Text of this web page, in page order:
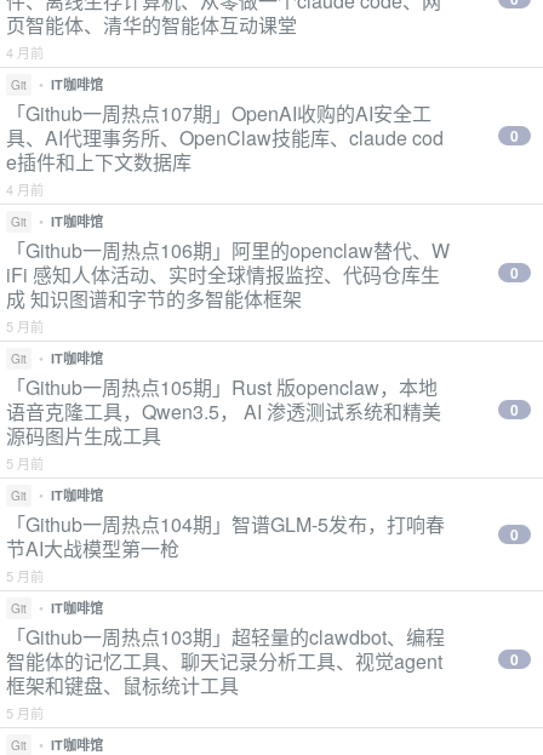
页智能体、清华的智能体互动课堂
4 月前
Git • IT咖啡馆
「Github一周热点107期」OpenAI收购的AI安全工
具、AI代理事务所、OpenClaw技能库、claude cod
e插件和上下文数据库
4 月前
0
Git • IT咖啡馆
「Github一周热点106期」阿里的openclaw替代、W
iFi 感知人体活动、实时全球情报监控、代码仓库生
成 知识图谱和字节的多智能体框架
5 月前
0
Git • IT咖啡馆
「Github一周热点105期」Rust 版openclaw，本地
语音克隆工具，Qwen3.5， AI 渗透测试系统和精美
源码图片生成工具
5 月前
0
Git • IT咖啡馆
「Github一周热点104期」智谱GLM-5发布，打响春
节AI大战模型第一枪
5 月前
0
Git • IT咖啡馆
「Github一周热点103期」超轻量的clawdbot、编程
智能体的记忆工具、聊天记录分析工具、视觉agent
框架和键盘、鼠标统计工具
5 月前
0
Git • IT咖啡馆